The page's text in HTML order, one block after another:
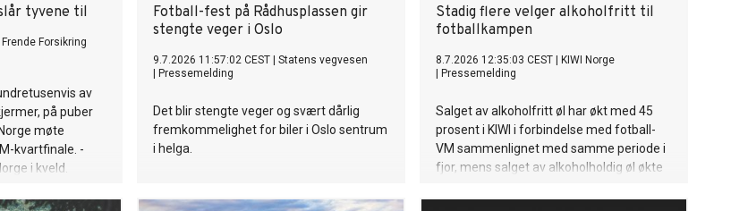
tyvene til
Frende Forsikring
av
på puber
møte
kvartfinale. -
i kveld.
Fotball-fest på Rådhusplassen gir
stengte veger i Oslo
9.7.2026 11:57:02 CEST
Statens vegvesen
Pressemelding
Det blir stengte veger og svært dårlig
fremkommelighet for biler i Oslo sentrum
i helga.
Stadig flere velger alkoholfritt til
fotballkampen
8.7.2026 12:35:03 CEST
KIWI Norge
Pressemelding
Salget av alkoholfritt øl har økt med 45
prosent i KIWI i forbindelse med fotball-
VM sammenlignet med samme periode i
fjor, mens salget av alkoholholdig øl økte